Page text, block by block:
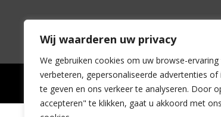
Wij waarderen uw privacy
We gebruiken cookies om uw browse-ervaring
verbeteren, gepersonaliseerde advertenties of
te geven en ons verkeer te analyseren. Door
accepteren" te klikken, gaat u akkoord met